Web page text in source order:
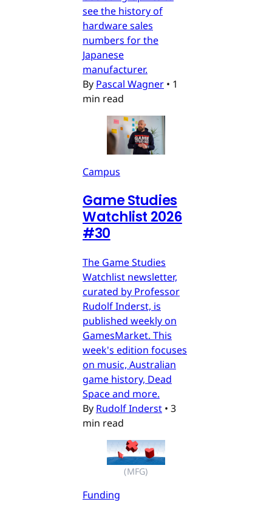
see the history of
hardware sales
numbers for the
Japanese
manufacturer.
By Pascal Wagner • 1
min read
Campus
Game Studies
Watchlist 2026
#30
The Game Studies
Watchlist newsletter,
curated by Professor
Rudolf Inderst, is
published weekly on
GamesMarket. This
week's edition focuses
on music, Australian
game history, Dead
Space and more.
By Rudolf Inderst • 3
min read
(MFG)
Funding